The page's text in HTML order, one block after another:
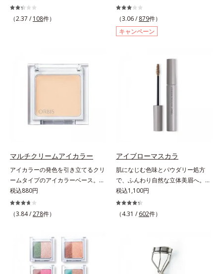
着。なめらかタッチの極細芯アイラ
イナーです。繊細な目のキワにも優
後に、後ろに付いているチップでま
つ毛の間を埋めるようにぼかせば、
く、美しい仕上がりを長時間キー
プ。目元ケア成分(*)で目元の負担も
パンテノール配合＝保湿成分
（2.37 / 108件）
描けるペンシルアイブローです。な
ぎなた芯だから、接地面を変えるだ
けで太い線から細い線まで、テクニ
ックいらずで簡単に。スムースライ
軽やかに描けます。ペンシルの後ろ
にはスクリューブラシが付いている
ので、毛流れを整えたり、色をなじ
ませたり、ラインをぼかしたりと大
活躍。これ1本で完成度の高い、ふ
んわり眉に仕上がります。※中身を
ています。* ダイマージリノール酸
イソステアリル/フィトステリル）
配合＝感触向上成分
（3.06 / 879件）
キャンペーン
マルチクリームアイカラー
アイカラーの発色を引き立てるクリ
ームタイプのアイカラーベース。ア
イカラーの発色とツヤめきを最大限
に引き立てる、クリームタイプのア
イカラーベースです。アイカラーの
アイカラーの発色を高め、化粧のり
をUPさせます。さらに肌にしっか
り密着して、アイカラーのもちも高
税込880円
（3.84 /278件）
アイブローマスカラ
肌になじむ色味とパウダリー処方
で、ふんわり自然な立体美眉へ。使
いやすさと仕上がりの美しさを追求
した眉マスカラです。日本人の肌に
自然になじむ、色調と彩度にこだわ
税込1,100円
（4.31 / 602件）